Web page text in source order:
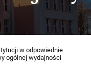
w odpowiednie
ogólnej wydajności